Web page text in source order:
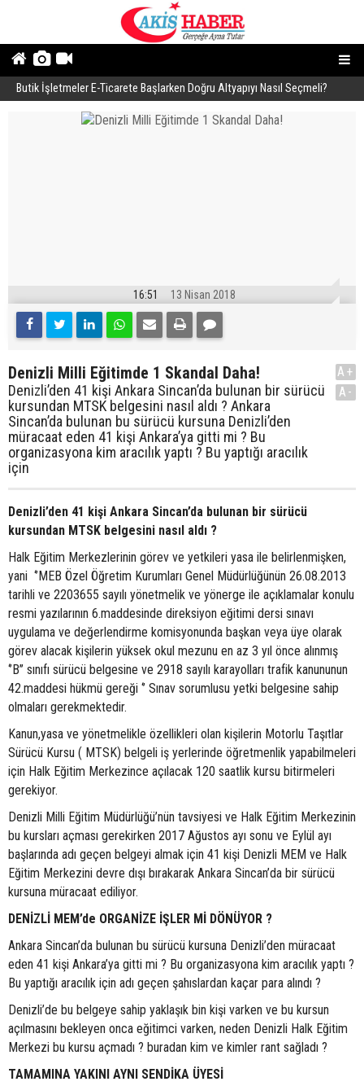
Butik İşletmeler E-Ticarete Başlarken Doğru Altyapıyı Nasıl Seçmeli?
16:51 13 Nisan 2018
Denizli Milli Eğitimde 1 Skandal Daha!
Denizli’den 41 kişi Ankara Sincan’da bulunan bir sürücü
kursundan MTSK belgesini nasıl aldı ? Ankara
Sincan’da bulunan bu sürücü kursuna Denizli’den
müracaat eden 41 kişi Ankara’ya gitti mi ? Bu
organizasyona kim aracılık yaptı ? Bu yaptığı aracılık
için
A+
A-
Denizli’den 41 kişi Ankara Sincan’da bulunan bir sürücü
kursundan MTSK belgesini nasıl aldı ?
Halk Eğitim Merkezlerinin görev ve yetkileri yasa ile belirlenmişken,
yani ‘’MEB Özel Öğretim Kurumları Genel Müdürlüğünün 26.08.2013
tarihli ve 2203655 sayılı yönetmelik ve yönerge ile açıklamalar konulu
resmi yazılarının 6.maddesinde direksiyon eğitimi dersi sınavı
uygulama ve değerlendirme komisyonunda başkan veya üye olarak
görev alacak kişilerin yüksek okul mezunu en az 3 yıl önce alınmış
‘’B’’ sınıfı sürücü belgesine ve 2918 sayılı karayolları trafik kanununun
42.maddesi hükmü gereği ‘’ Sınav sorumlusu yetki belgesine sahip
olmaları gerekmektedir.
Kanun,yasa ve yönetmelikle özellikleri olan kişilerin Motorlu Taşıtlar
Sürücü Kursu ( MTSK) belgeli iş yerlerinde öğretmenlik yapabilmeleri
için Halk Eğitim Merkezince açılacak 120 saatlik kursu bitirmeleri
gerekiyor.
Denizli Milli Eğitim Müdürlüğü’nün tavsiyesi ve Halk Eğitim Merkezinin
bu kursları açması gerekirken 2017 Ağustos ayı sonu ve Eylül ayı
başlarında adı geçen belgeyi almak için 41 kişi Denizli MEM ve Halk
Eğitim Merkezini devre dışı bırakarak Ankara Sincan’da bir sürücü
kursuna müracaat ediliyor.
DENİZLİ MEM’de ORGANİZE İŞLER Mİ DÖNÜYOR ?
Ankara Sincan’da bulunan bu sürücü kursuna Denizli’den müracaat
eden 41 kişi Ankara’ya gitti mi ? Bu organizasyona kim aracılık yaptı ?
Bu yaptığı aracılık için adı geçen şahıslardan kaçar para alındı ?
Denizli’de bu belgeye sahip yaklaşık bin kişi varken ve bu kursun
açılmasını bekleyen onca eğitimci varken, neden Denizli Halk Eğitim
Merkezi bu kursu açmadı ? buradan kim ve kimler rant sağladı ?
TAMAMINA YAKINI AYNI SENDİKA ÜYESİ